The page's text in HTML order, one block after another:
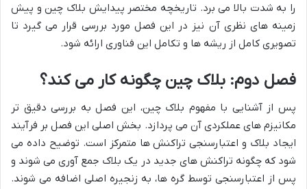
را به شدت بالا می برد. تاریخچه مختصر پیدایش بلاک چین و پیش
زمینه های نظری آن نیز در این فصل مورد بررسی قرار می گیرد تا
تصویری کامل از ریشه ها و تکامل این فناوری ارائه شود.
فصل دوم: بلاک چین چگونه کار می کند؟
پس از آشنایی با مفهوم بلاک چین، این فصل به بررسی دقیق تر
مکانیزم های عملکردی آن می پردازد. بخش اصلی این فصل بر فرآیند
ایجاد بلاک و اعتبارسنجی تراکنش ها متمرکز است. توضیح داده می
شود که چگونه تراکنش های جدید در یک بلاک جمع آوری می شوند و
پس از اعتبارسنجی توسط گره ها، به زنجیره اصلی اضافه می شوند.